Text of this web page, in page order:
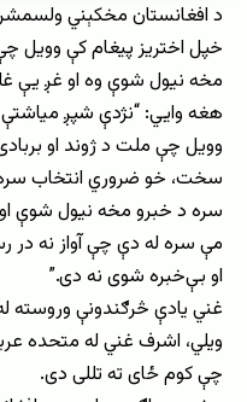
د افغانستان مخکېني
خپل اختریز پیغام کې
مخه نیول شوې وه او غږ یې
هغه وايي: “نژدې شپږ
وویل چې ملت د ژوند او
سخت، خو ضروري انتخاب
سره د خبرو مخه نیول شوې
مې سره له دې چې آواز نه در
او بې‌خبره شوی نه دی.”
غني یادې څرګندونې
ویلي، اشرف غني له متحده
چې کوم ځای ته تللی دی.